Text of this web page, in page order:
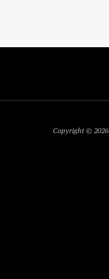
Copyright © 2026